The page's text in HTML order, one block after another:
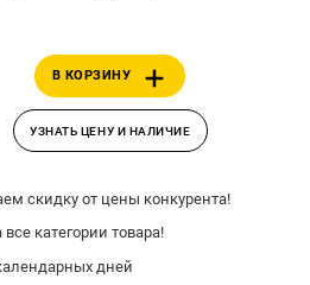
В КОРЗИНУ
УЗНАТЬ ЦЕНУ И НАЛИЧИЕ
скидку от цены конкурента!
категории товара!
дней